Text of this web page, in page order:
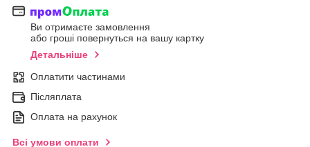
Ви отримаєте замовлення
або гроші повернуться на вашу картку
Детальніше
Оплатити частинами
Післяплата
Оплата на рахунок
Всі умови оплати